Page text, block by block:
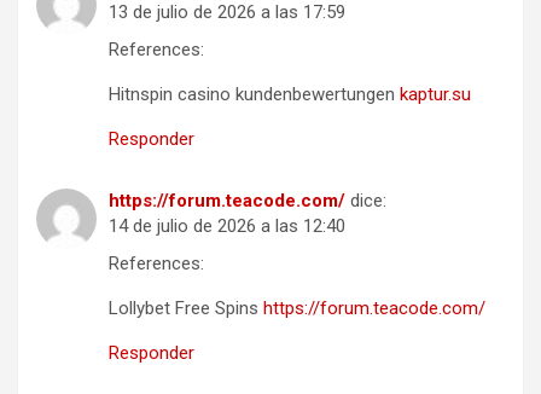
13 de julio de 2026 a las 17:59
References:
Hitnspin casino kundenbewertungen kaptur.su
Responder
https://forum.teacode.com/ dice:
14 de julio de 2026 a las 12:40
References:
Lollybet Free Spins https://forum.teacode.com/
Responder